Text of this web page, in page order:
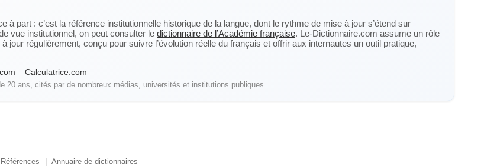
à part : c’est la référence institutionnelle historique de la langue, dont le rythme de mise à jour s’étend sur
vue institutionnel, on peut consulter le dictionnaire de l’Académie française. Le-Dictionnaire.com assume un rôle
jour régulièrement, conçu pour suivre l’évolution réelle du français et offrir aux internautes un outil pratique,
Calculatrice.com
20 ans, cités par de nombreux médias, universités et institutions publiques.
Références Annuaire de dictionnaires